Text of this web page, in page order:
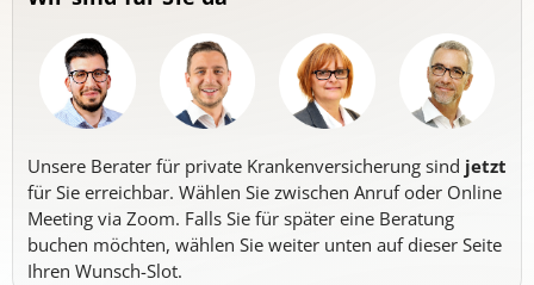
Unsere Berater für private Krankenversicherung sind jetzt
für Sie erreichbar. Wählen Sie zwischen Anruf oder Online
Meeting via Zoom. Falls Sie für später eine Beratung
buchen möchten, wählen Sie weiter unten auf dieser Seite
Ihren Wunsch-Slot.